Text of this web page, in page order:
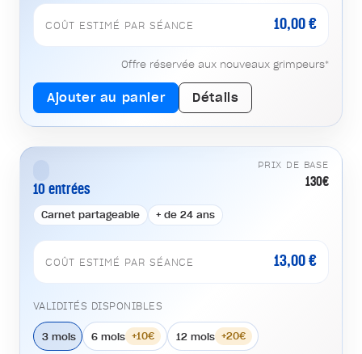
COÛT ESTIMÉ PAR SÉANCE 10,00 €
Offre réservée aux nouveaux grimpeurs*
Ajouter au panier Détails
10 entrées
PRIX DE BASE
130€
Carnet partageable + de 24 ans
COÛT ESTIMÉ PAR SÉANCE 13,00 €
VALIDITÉS DISPONIBLES
3 mois 6 mois +10€ 12 mois +20€